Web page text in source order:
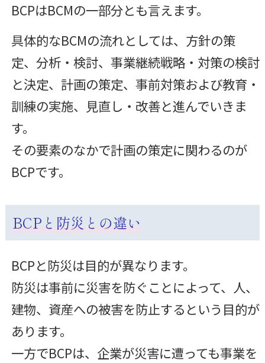
BCPはBCMの一部分とも言えます。
具体的なBCMの流れとしては、方針の策
定、分析・検討、事業継続戦略・対策の検討
と決定、計画の策定、事前対策および教育・
訓練の実施、見直し・改善と進んでいきま
す。
その要素のなかで計画の策定に関わるのが
BCPです。
BCPと防災との違い
BCPと防災は目的が異なります。
防災は事前に災害を防ぐことによって、人、
建物、資産への被害を防止するという目的が
あります。
一方でBCPは、企業が災害に遭っても事業を